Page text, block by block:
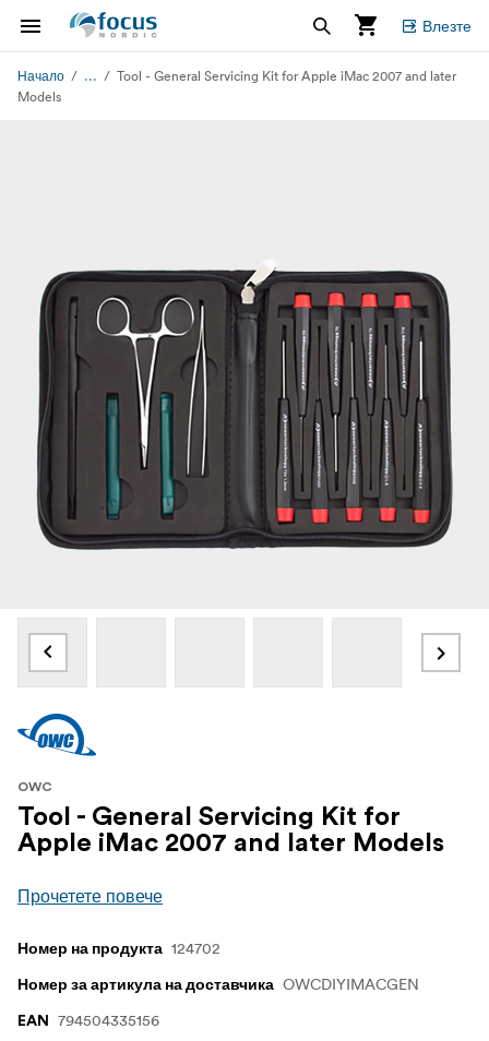
Влезте
Начало ...
Tool - General Servicing Kit for Apple iMac 2007 and later
Models
OWC
Tool - General Servicing Kit for
Apple iMac 2007 and later Models
Прочетете повече
Номер на продукта 124702
Номер за артикула на доставчика OWCDIYIMACGEN
EAN 794504335156